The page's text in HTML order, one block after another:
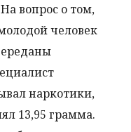
вопрос о том,
человек
наркотики,
13,95 грамма.